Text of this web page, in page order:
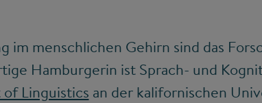
im menschlichen Gehirn sind das
Hamburgerin ist Sprach- und
Linguistics an der kalifornischen